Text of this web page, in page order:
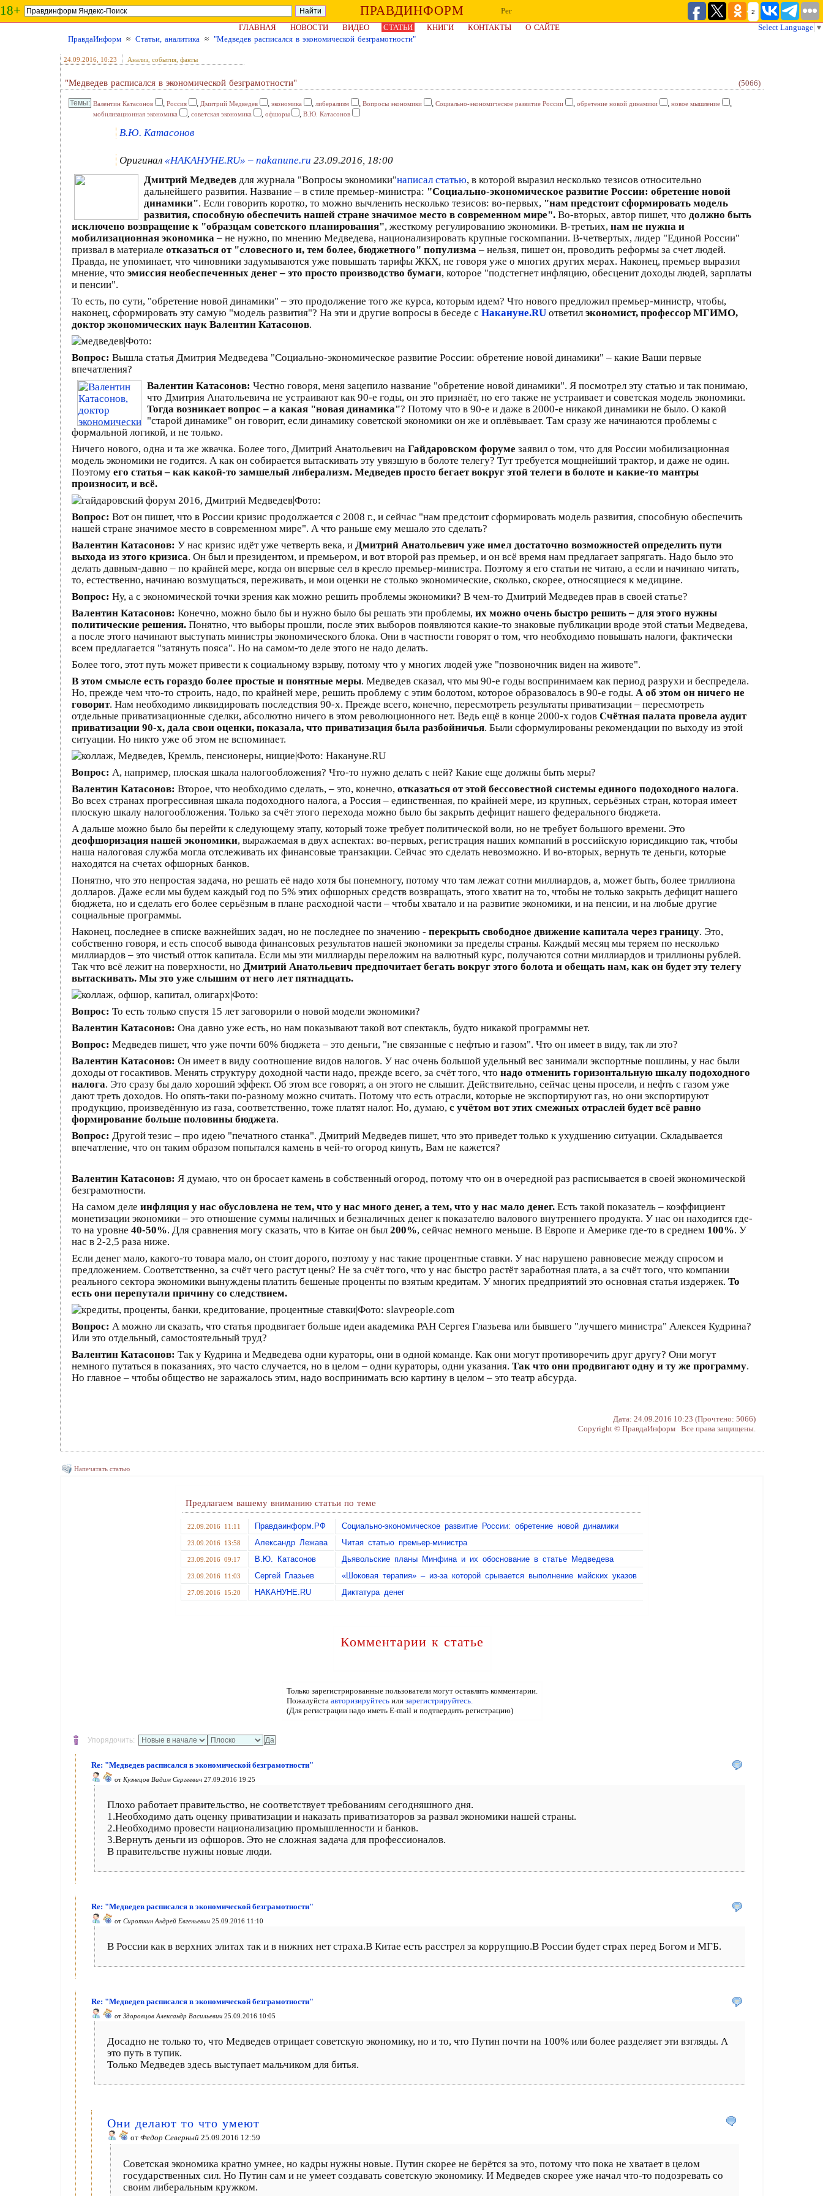
18+ ПРАВДИНФОРМ Рег 2
ГЛАВНАЯ НОВОСТИ ВИДЕО СТАТЬИ КНИГИ КОНТАКТЫ О САЙТЕ Select Language ▼
ПравдаИнформ ≈ Статьи, аналитика ≈ "Медведев расписался в экономической безграмотности"
24.09.2016 , 10:23 Анализ, события, факты
"Медведев расписался в экономической безграмотности" (5066)
Валентин Катасонов , Россия , Дмитрий Медведев , экономика , либерализм , Вопросы экономики , Социально-экономическое развитие России , обретение новой динамики , новое мышление ,
мобилизационная экономика , советская экономика , офшоры , В.Ю. Катасонов
В.Ю. Катасонов
Оригинал «НАКАНУНЕ.RU» – nakanune.ru 23.09.2016, 18:00
Дмитрий Медведев для журнала "Вопросы экономики"написал статью, в которой выразил несколько тезисов относительно
дальнейшего развития. Название – в стиле премьер-министра: "Социально-экономическое развитие России: обретение новой
динамики". Если говорить коротко, то можно вычленить несколько тезисов: во-первых, "нам предстоит сформировать модель
развития, способную обеспечить нашей стране значимое место в современном мире". Во-вторых, автор пишет, что должно быть
исключено возвращение к "образцам советского планирования", жесткому регулированию экономики. В-третьих, нам не нужна и
мобилизационная экономика – не нужно, по мнению Медведева, национализировать крупные госкомпании. В-четвертых, лидер "Единой России"
призвал в материале отказаться от "словесного и, тем более, бюджетного" популизма – нельзя, пишет он, проводить реформы за счет людей.
Правда, не упоминает, что чиновники задумываются уже повышать тарифы ЖКХ, не говоря уже о многих других мерах. Наконец, премьер выразил
мнение, что эмиссия необеспеченных денег – это просто производство бумаги, которое "подстегнет инфляцию, обесценит доходы людей, зарплаты
и пенсии".
То есть, по сути, "обретение новой динамики" – это продолжение того же курса, которым идем? Что нового предложил премьер-министр, чтобы,
наконец, сформировать эту самую "модель развития"? На эти и другие вопросы в беседе с Накануне.RU ответил экономист, профессор МГИМО,
доктор экономических наук Валентин Катасонов.
Вопрос: Вышла статья Дмитрия Медведева "Социально-экономическое развитие России: обретение новой динамики" – какие Ваши первые
впечатления?
Валентин Катасонов: Честно говоря, меня зацепило название "обретение новой динамики". Я посмотрел эту статью и так понимаю,
что Дмитрия Анатольевича не устраивают как 90-е годы, он это признаёт, но его также не устраивает и советская модель экономики.
Тогда возникает вопрос – а какая "новая динамика"? Потому что в 90-е и даже в 2000-е никакой динамики не было. О какой
"старой динамике" он говорит, если динамику советской экономики он же и оплёвывает. Там сразу же начинаются проблемы с
формальной логикой, и не только.
Ничего нового, одна и та же жвачка. Более того, Дмитрий Анатольевич на Гайдаровском форуме заявил о том, что для России мобилизационная
модель экономики не годится. А как он собирается вытаскивать эту увязшую в болоте телегу? Тут требуется мощнейший трактор, и даже не один.
Поэтому его статья – как какой-то замшелый либерализм. Медведев просто бегает вокруг этой телеги в болоте и какие-то мантры
произносит, и всё.
Вопрос: Вот он пишет, что в России кризис продолжается с 2008 г., и сейчас "нам предстоит сформировать модель развития, способную обеспечить
нашей стране значимое место в современном мире". А что раньше ему мешало это сделать?
Валентин Катасонов: У нас кризис идёт уже четверть века, и Дмитрий Анатольевич уже имел достаточно возможностей определить пути
выхода из этого кризиса. Он был и президентом, и премьером, и вот второй раз премьер, и он всё время нам предлагает запрягать. Надо было это
делать давным-давно – по крайней мере, когда он впервые сел в кресло премьер-министра. Поэтому я его статьи не читаю, а если и начинаю читать,
то, естественно, начинаю возмущаться, переживать, и мои оценки не столько экономические, сколько, скорее, относящиеся к медицине.
Вопрос: Ну, а с экономической точки зрения как можно решить проблемы экономики? В чем-то Дмитрий Медведев прав в своей статье?
Валентин Катасонов: Конечно, можно было бы и нужно было бы решать эти проблемы, их можно очень быстро решить – для этого нужны
политические решения. Понятно, что выборы прошли, после этих выборов появляются какие-то знаковые публикации вроде этой статьи Медведева,
а после этого начинают выступать министры экономического блока. Они в частности говорят о том, что необходимо повышать налоги, фактически
всем предлагается "затянуть пояса". Но на самом-то деле этого не надо делать.
Более того, этот путь может привести к социальному взрыву, потому что у многих людей уже "позвоночник виден на животе".
В этом смысле есть гораздо более простые и понятные меры. Медведев сказал, что мы 90-е годы воспринимаем как период разрухи и беспредела.
Но, прежде чем что-то строить, надо, по крайней мере, решить проблему с этим болотом, которое образовалось в 90-е годы. А об этом он ничего не
говорит. Нам необходимо ликвидировать последствия 90-х. Прежде всего, конечно, пересмотреть результаты приватизации – пересмотреть
отдельные приватизационные сделки, абсолютно ничего в этом революционного нет. Ведь ещё в конце 2000-х годов Счётная палата провела аудит
приватизации 90-х, дала свои оценки, показала, что приватизация была разбойничья. Были сформулированы рекомендации по выходу из этой
ситуации. Но никто уже об этом не вспоминает.
Вопрос: А, например, плоская шкала налогообложения? Что-то нужно делать с ней? Какие еще должны быть меры?
Валентин Катасонов: Второе, что необходимо сделать, – это, конечно, отказаться от этой бессовестной системы единого подоходного налога.
Во всех странах прогрессивная шкала подоходного налога, а Россия – единственная, по крайней мере, из крупных, серьёзных стран, которая имеет
плоскую шкалу налогообложения. Только за счёт этого перехода можно было бы закрыть дефицит нашего федерального бюджета.
А дальше можно было бы перейти к следующему этапу, который тоже требует политической воли, но не требует большого времени. Это
деофшоризация нашей экономики, выражаемая в двух аспектах: во-первых, регистрация наших компаний в российскую юрисдикцию так, чтобы
наша налоговая служба могла отслеживать их финансовые транзакции. Сейчас это сделать невозможно. И во-вторых, вернуть те деньги, которые
находятся на счетах офшорных банков.
Понятно, что это непростая задача, но решать её надо хотя бы понемногу, потому что там лежат сотни миллиардов, а, может быть, более триллиона
долларов. Даже если мы будем каждый год по 5% этих офшорных средств возвращать, этого хватит на то, чтобы не только закрыть дефицит нашего
бюджета, но и сделать его более серьёзным в плане расходной части – чтобы хватало и на развитие экономики, и на пенсии, и на любые другие
социальные программы.
Наконец, последнее в списке важнейших задач, но не последнее по значению - перекрыть свободное движение капитала через границу. Это,
собственно говоря, и есть способ вывода финансовых результатов нашей экономики за пределы страны. Каждый месяц мы теряем по несколько
миллиардов – это чистый отток капитала. Если мы эти миллиарды переложим на валютный курс, получаются сотни миллиардов и триллионы рублей.
Так что всё лежит на поверхности, но Дмитрий Анатольевич предпочитает бегать вокруг этого болота и обещать нам, как он будет эту телегу
вытаскивать. Мы это уже слышим от него лет пятнадцать.
Вопрос: То есть только спустя 15 лет заговорили о новой модели экономики?
Валентин Катасонов: Она давно уже есть, но нам показывают такой вот спектакль, будто никакой программы нет.
Вопрос: Медведев пишет, что уже почти 60% бюджета – это деньги, "не связанные с нефтью и газом". Что он имеет в виду, так ли это?
Валентин Катасонов: Он имеет в виду соотношение видов налогов. У нас очень большой удельный вес занимали экспортные пошлины, у нас были
доходы от госактивов. Менять структуру доходной части надо, прежде всего, за счёт того, что надо отменить горизонтальную шкалу подоходного
налога. Это сразу бы дало хороший эффект. Об этом все говорят, а он этого не слышит. Действительно, сейчас цены просели, и нефть с газом уже
дают треть доходов. Но опять-таки по-разному можно считать. Потому что есть отрасли, которые не экспортируют газ, но они экспортируют
продукцию, произведённую из газа, соответственно, тоже платят налог. Но, думаю, с учётом вот этих смежных отраслей будет всё равно
формирование больше половины бюджета.
Вопрос: Другой тезис – про идею "печатного станка". Дмитрий Медведев пишет, что это приведет только к ухудшению ситуации. Складывается
впечатление, что он таким образом попытался камень в чей-то огород кинуть, Вам не кажется?
Валентин Катасонов: Я думаю, что он бросает камень в собственный огород, потому что он в очередной раз расписывается в своей экономической
безграмотности.
На самом деле инфляция у нас обусловлена не тем, что у нас много денег, а тем, что у нас мало денег. Есть такой показатель – коэффициент
монетизации экономики – это отношение суммы наличных и безналичных денег к показателю валового внутреннего продукта. У нас он находится где-
то на уровне 40-50%. Для сравнения могу сказать, что в Китае он был 200%, сейчас немного меньше. В Европе и Америке где-то в среднем 100%. У
нас в 2-2,5 раза ниже.
Если денег мало, какого-то товара мало, он стоит дорого, поэтому у нас такие процентные ставки. У нас нарушено равновесие между спросом и
предложением. Соответственно, за счёт чего растут цены? Не за счёт того, что у нас быстро растёт заработная плата, а за счёт того, что компании
реального сектора экономики вынуждены платить бешеные проценты по взятым кредитам. У многих предприятий это основная статья издержек. То
есть они перепутали причину со следствием.
Вопрос: А можно ли сказать, что статья продвигает больше идеи академика РАН Сергея Глазьева или бывшего "лучшего министра" Алексея Кудрина?
Или это отдельный, самостоятельный труд?
Валентин Катасонов: Так у Кудрина и Медведева одни кураторы, они в одной команде. Как они могут противоречить друг другу? Они могут
немного путаться в показаниях, это часто случается, но в целом – одни кураторы, одни указания. Так что они продвигают одну и ту же программу.
Но главное – чтобы общество не заражалось этим, надо воспринимать всю картину в целом – это театр абсурда.
Дата: 24.09.2016 10:23 (Прочтено: 5066)
Copyright © ПравдаИнформ Все права защищены.
Напечатать статью
Предлагаем вашему вниманию статьи по теме
22.09.2016 11:11 Правдаинформ.РФ Социально-экономическое развитие России: обретение новой динамики
23.09.2016 13:58 Александр Лежава Читая статью премьер-министра
23.09.2016 09:17 В.Ю. Катасонов Дьявольские планы Минфина и их обоснование в статье Медведева
23.09.2016 11:03 Сергей Глазьев «Шоковая терапия» – из-за которой срывается выполнение майских указов
27.09.2016 15:20 НАКАНУНЕ.RU Диктатура денег
Комментарии к статье
Только зарегистрированные пользователи могут оставлять комментарии.
Пожалуйста авторизируйтесьили зарегистрируйтесь.
(Для регистрации надо иметь E-mail и подтвердить регистрацию)
Упорядочить:
Re: "Медведев расписался в экономической безграмотности"
от Кузнецов Вадим Сергеевич 27.09.2016 19:25
Плохо работает правительство, не соответствует требованиям сегодняшного дня.
1.Необходимо дать оценку приватизации и наказать приватизаторов за развал экономики нашей страны.
2.Необходимо провести национализацию промышленности и банков.
3.Вернуть деньги из офшоров. Это не сложная задача для профессионалов.
В правительстве нужны новые люди.
Re: "Медведев расписался в экономической безграмотности"
от Сироткин Андрей Евгеньевич 25.09.2016 11:10
В России как в верхних элитах так и в нижних нет страха.В Китае есть расстрел за коррупцию.В России будет страх перед Богом и МГБ.
Re: "Медведев расписался в экономической безграмотности"
от Здоровцов Александр Васильевич 25.09.2016 10:05
Досадно не только то, что Медведев отрицает советскую экономику, но и то, что Путин почти на 100% или более разделяет эти взгляды. А
это путь в тупик.
Только Медведев здесь выступает мальчиком для битья.
Они делают то что умеют
от Федор Северный 25.09.2016 12:59
Советская экономика кратно умнее, но кадры нужны новые. Путин скорее не берётся за это, потому что пока не хватает в целом
государственных сил. Но Путин сам и не умеет создавать советскую экономику. И Медведев скорее уже начал что-то подозревать со
своим либеральным кружком.